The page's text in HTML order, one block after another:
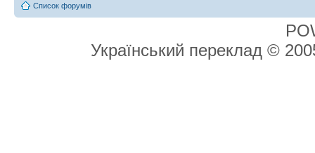
Список форумів
Український переклад ©